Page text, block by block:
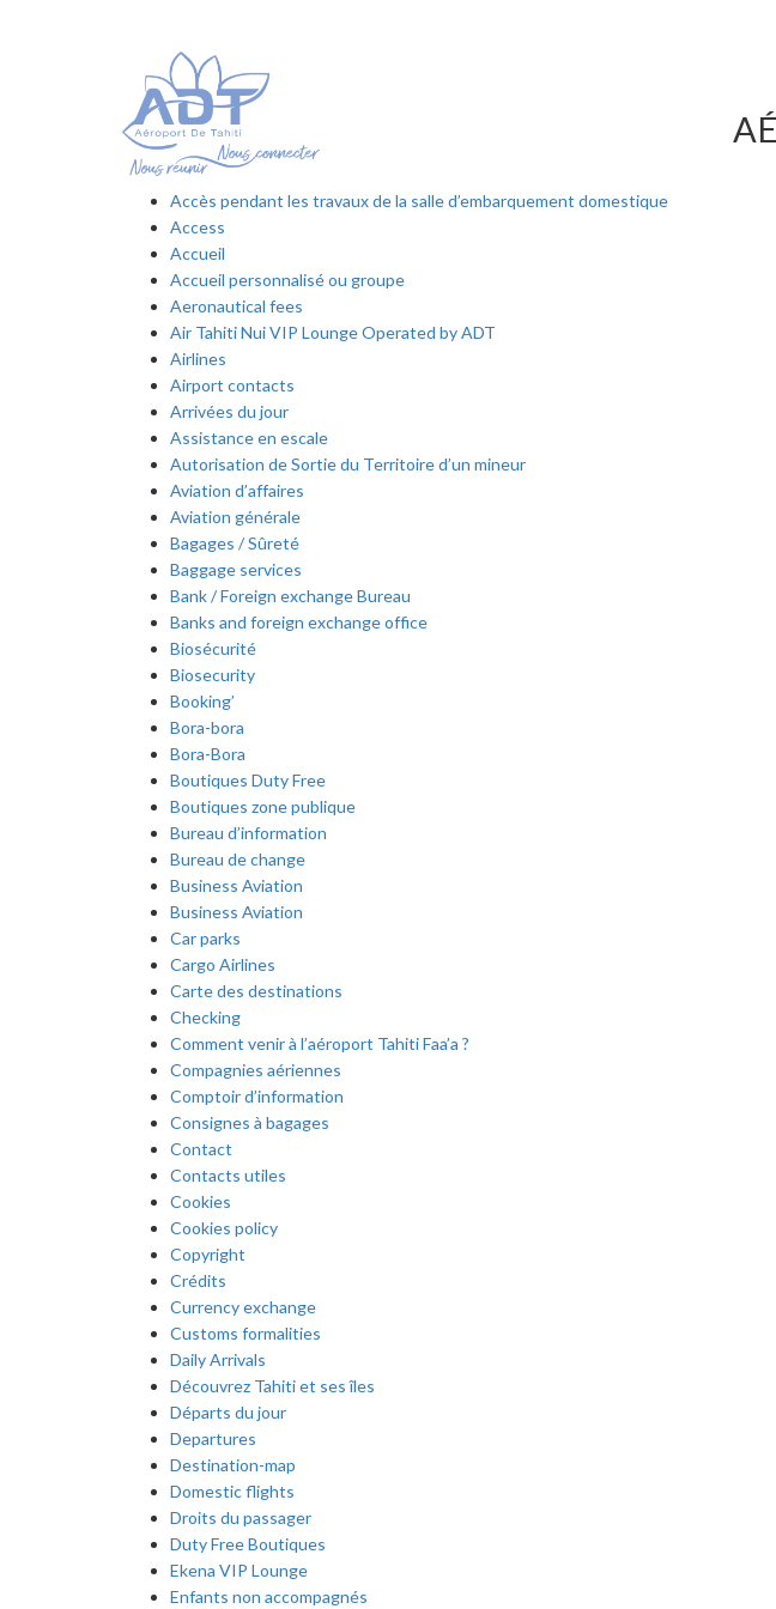
Accès pendant les travaux de la salle d’embarquement domestique
Access
Accueil
Accueil personnalisé ou groupe
Aeronautical fees
Air Tahiti Nui VIP Lounge Operated by ADT
Airlines
Airport contacts
Arrivées du jour
Assistance en escale
Autorisation de Sortie du Territoire d’un mineur
Aviation d’affaires
Aviation générale
Bagages / Sûreté
Baggage services
Bank / Foreign exchange Bureau
Banks and foreign exchange office
Biosécurité
Biosecurity
Booking’
Bora-bora
Bora-Bora
Boutiques Duty Free
Boutiques zone publique
Bureau d’information
Bureau de change
Business Aviation
Business Aviation
Car parks
Cargo Airlines
Carte des destinations
Checking
Comment venir à l’aéroport Tahiti Faa’a ?
Compagnies aériennes
Comptoir d’information
Consignes à bagages
Contact
Contacts utiles
Cookies
Cookies policy
Copyright
Crédits
Currency exchange
Customs formalities
Daily Arrivals
Découvrez Tahiti et ses îles
Départs du jour
Departures
Destination-map
Domestic flights
Droits du passager
Duty Free Boutiques
Ekena VIP Lounge
Enfants non accompagnés